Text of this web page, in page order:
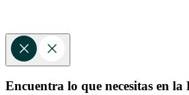
Encuentra lo que necesitas en